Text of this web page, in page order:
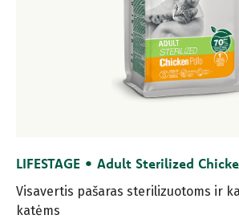
LIFESTAGE • Adult Sterilized
Visavertis pašaras sterilizuotoms ir
katėms